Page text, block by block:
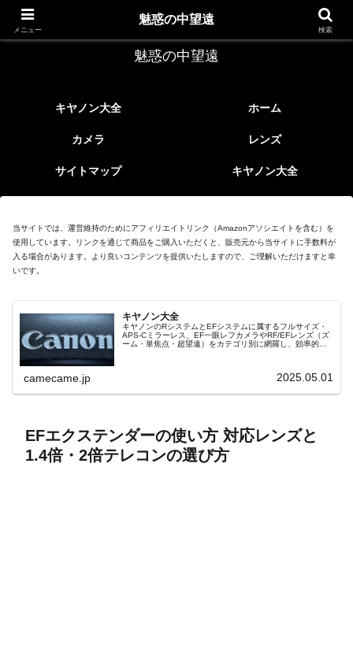
レトロなEFレンズ
魅惑の中望遠
キヤノン大全 ホーム
カメラ レンズ
サイトマップ キヤノン大全
当サイトでは、運営維持のためにアフィリエイトリンク（Amazonアソシエイトを含む）を
使用しています。リンクを通じて商品をご購入いただくと、販売元から当サイトに手数料が
入る場合があります。より良いコンテンツを提供いたしますので、ご理解いただけますと幸
いです。
キヤノン大全
キヤノンのRシステムとEFシステムに属するフルサイズ・
APS-Cミラーレス、EF一眼レフカメラやRF/EFレンズ（ズ
ーム・単焦点・超望遠）をカテゴリ別に網羅し、効率的に
camecame.jp 2025.05.01
EFエクステンダーの使い方 対応レンズと
1.4倍・2倍テレコンの選び方
メニュー
魅惑の中望遠
検索